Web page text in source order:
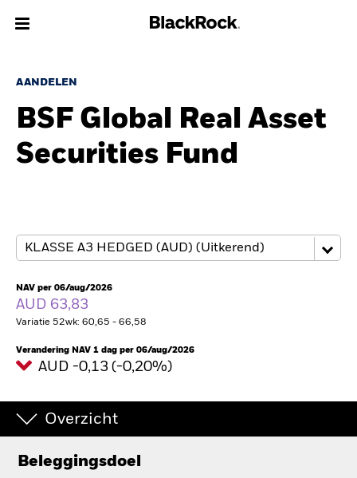
Over Ons
Producten
Thema's
Beleggingsinformatie
Particulieren
Nederland
iShares
Aladdin
AANDELEN
BSF Global Real Asset
Securities Fund
NAV per 06/aug/2026
AUD 63,83
Variatie 52wk: 60,65 - 66,58
Verandering NAV 1 dag per 06/aug/2026
AUD -0,13 (-0,20%)
Overzicht
Beleggingsdoel